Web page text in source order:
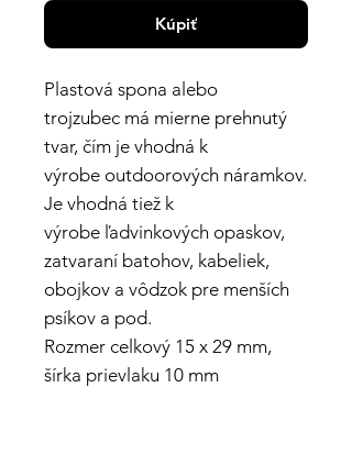
Kúpiť
Plastová spona alebo
trojzubec má mierne prehnutý
tvar, čím je vhodná k
výrobe outdoorových náramkov.
Je vhodná tiež k
výrobe ľadvinkových opaskov,
zatvaraní batohov, kabeliek,
obojkov a vôdzok pre menších
psíkov a pod.
Rozmer celkový 15 x 29 mm,
šírka prievlaku 10 mm